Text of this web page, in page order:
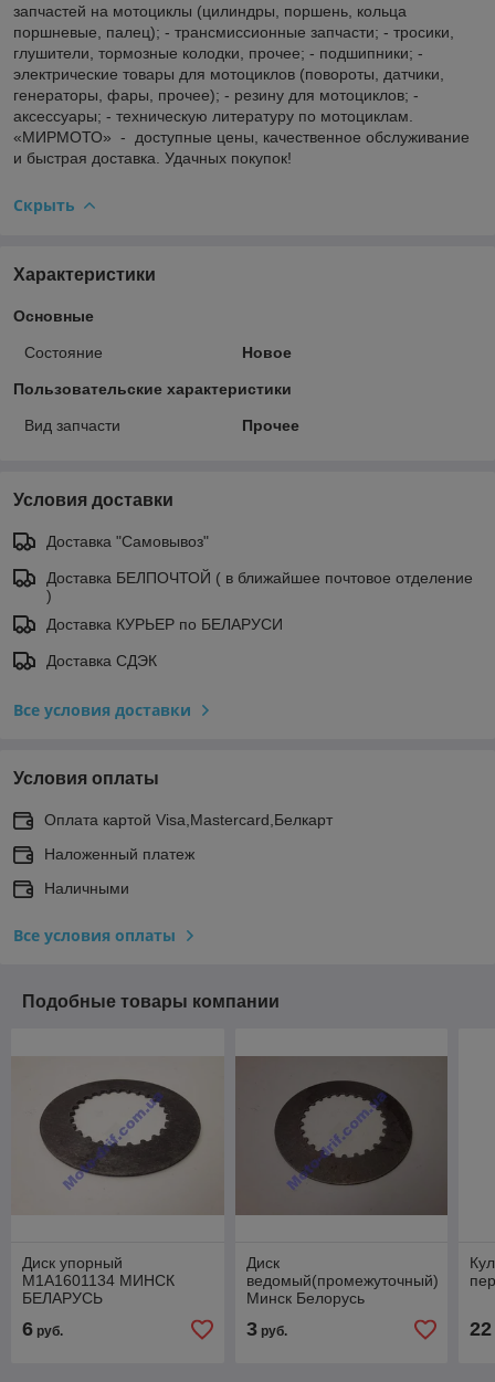
запчастей на мотоциклы (цилиндры, поршень, кольца
поршневые, палец); - трансмиссионные запчасти; - тросики,
глушители, тормозные колодки, прочее; - подшипники; -
электрические товары для мотоциклов (повороты, датчики,
генераторы, фары, прочее); - резину для мотоциклов; -
аксессуары; - техническую литературу по мотоциклам.
«МИРМОТО» - доступные цены, качественное обслуживание
и быстрая доставка. Удачных покупок!
Скрыть
Характеристики
Основные
Состояние Новое
Пользовательские характеристики
Вид запчасти Прочее
Условия доставки
Доставка "Самовывоз"
Доставка БЕЛПОЧТОЙ ( в ближайшее почтовое отделение
)
Доставка КУРЬЕР по БЕЛАРУСИ
Доставка СДЭК
Все условия доставки
Условия оплаты
Оплата картой Visa,Mastercard,Белкарт
Наложенный платеж
Наличными
Все условия оплаты
Подобные товары компании
Диск упорный
М1А1601134 МИНСК
БЕЛАРУСЬ
6 руб.
Диск
ведомый(промежуточный)
Минск Белорусь
3руб. 22